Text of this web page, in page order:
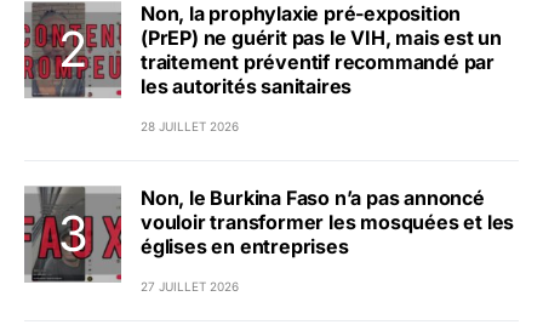
Non, la prophylaxie pré-exposition
(PrEP) ne guérit pas le VIH, mais est un
traitement préventif recommandé par
les autorités sanitaires
28 JUILLET 2026
Non, le Burkina Faso n’a pas annoncé
vouloir transformer les mosquées et les
églises en entreprises
27 JUILLET 2026